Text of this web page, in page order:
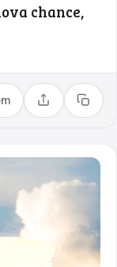
chance,
Compartilhar
Copiar